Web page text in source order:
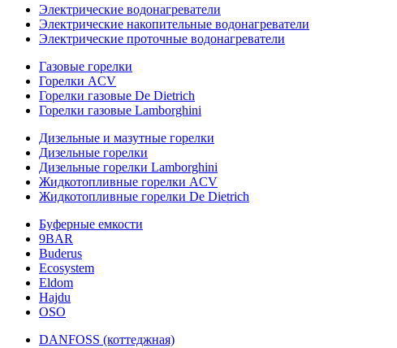
Электрические водонагреватели
Электрические накопительные водонагреватели
Электрические проточные водонагреватели
Газовые горелки
Горелки ACV
Горелки газовые De Dietrich
Горелки газовые Lamborghini
Дизельные и мазутные горелки
Дизельные горелки
Дизельные горелки Lamborghini
Жидкотопливные горелки ACV
Жидкотопливные горелки De Dietrich
Буферные емкости
9BAR
Buderus
Ecosystem
Eldom
Hajdu
OSO
DANFOSS (коттеджная)